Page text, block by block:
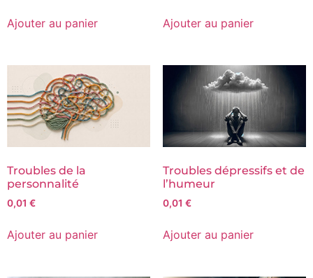
Ajouter au panier Ajouter au panier
Troubles de la
personnalité
0,01 €
Ajouter au panier
Troubles dépressifs et de
l’humeur
0,01 €
Ajouter au panier